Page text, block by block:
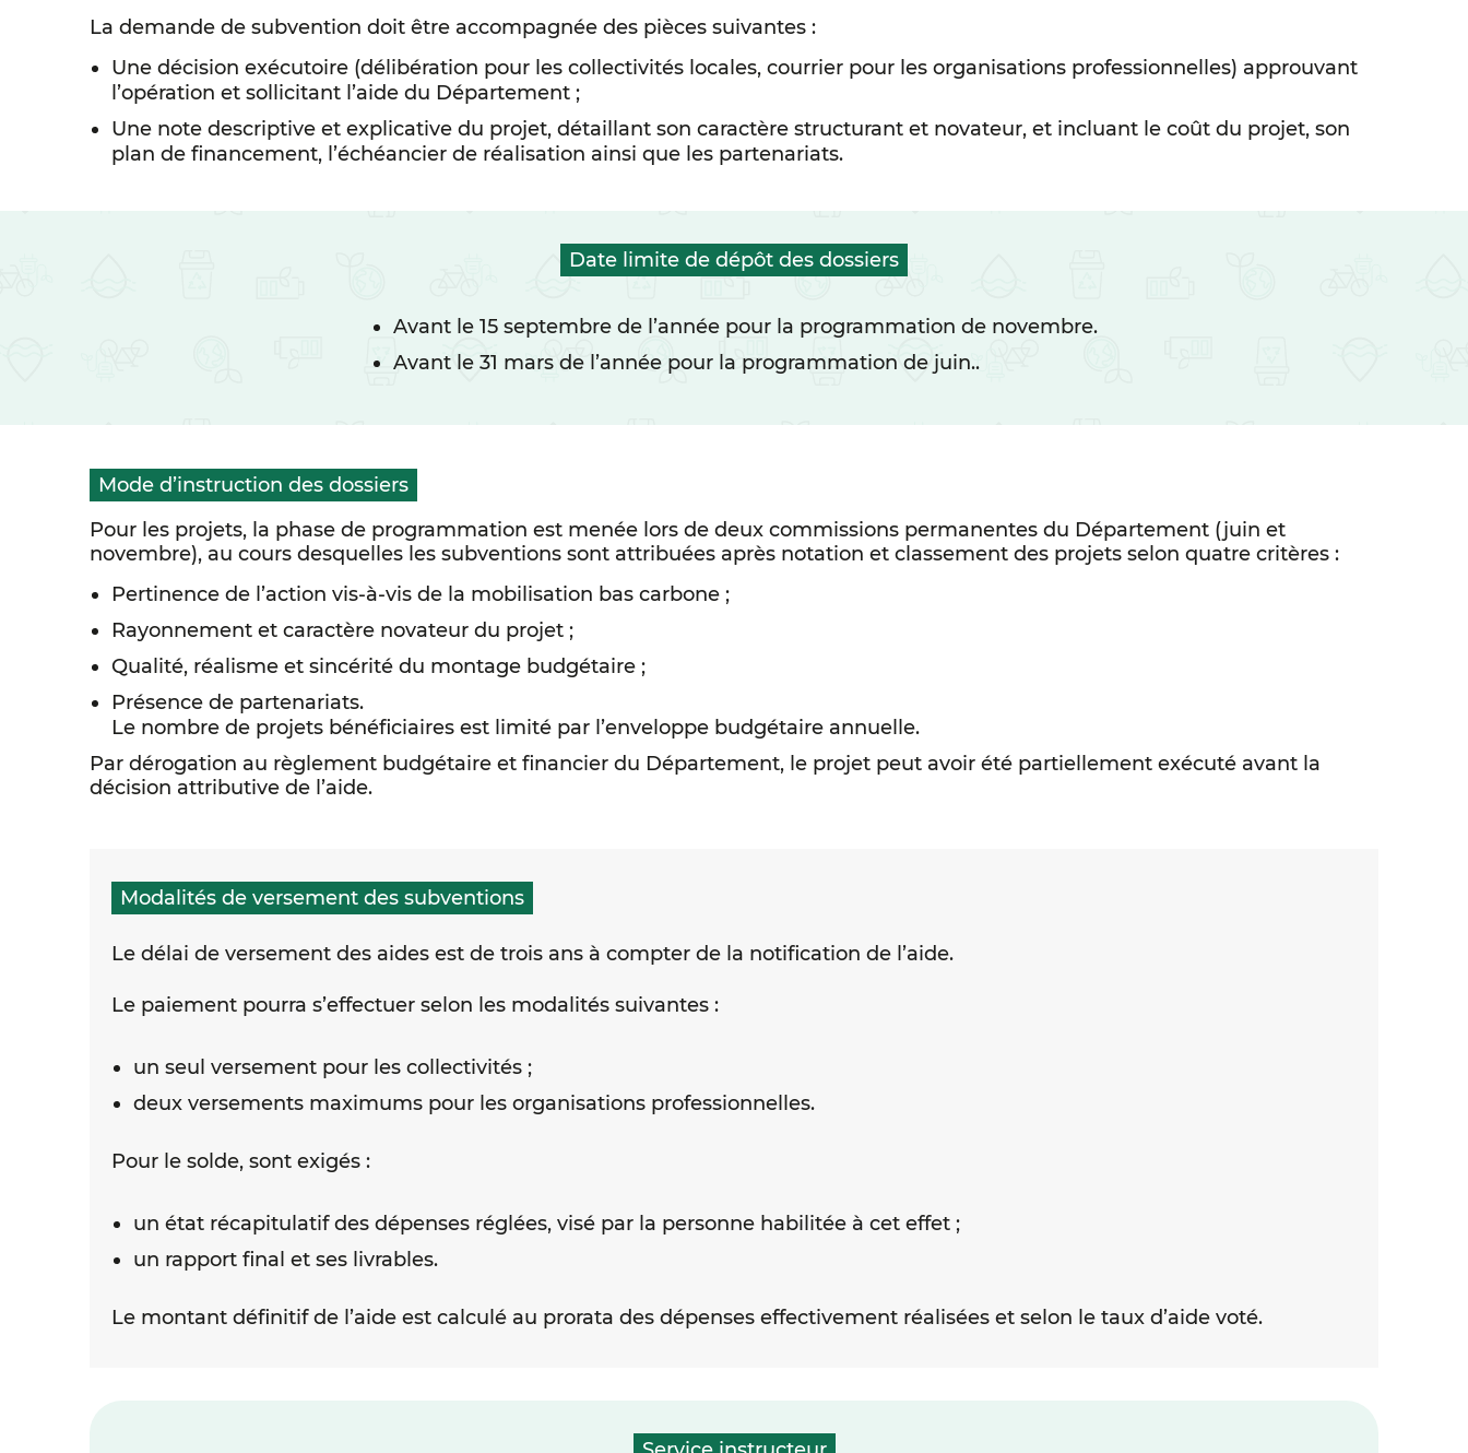
La demande de subvention doit être accompagnée des pièces suivantes :
Une décision exécutoire (délibération pour les collectivités locales, courrier pour les organisations professionnelles) approuvant
l’opération et sollicitant l’aide du Département ;
Une note descriptive et explicative du projet, détaillant son caractère structurant et novateur, et incluant le coût du projet, son
plan de financement, l’échéancier de réalisation ainsi que les partenariats.
Date limite de dépôt des dossiers
Avant le 15 septembre de l’année pour la programmation de novembre.
Avant le 31 mars de l’année pour la programmation de juin..
Mode d’instruction des dossiers
Pour les projets, la phase de programmation est menée lors de deux commissions permanentes du Département (juin et
novembre), au cours desquelles les subventions sont attribuées après notation et classement des projets selon quatre critères :
Pertinence de l’action vis-à-vis de la mobilisation bas carbone ;
Rayonnement et caractère novateur du projet ;
Qualité, réalisme et sincérité du montage budgétaire ;
Présence de partenariats.
Le nombre de projets bénéficiaires est limité par l’enveloppe budgétaire annuelle.
Par dérogation au règlement budgétaire et financier du Département, le projet peut avoir été partiellement exécuté avant la
décision attributive de l’aide.
Modalités de versement des subventions
Le délai de versement des aides est de trois ans à compter de la notification de l’aide.
Le paiement pourra s’effectuer selon les modalités suivantes :
un seul versement pour les collectivités ;
deux versements maximums pour les organisations professionnelles.
Pour le solde, sont exigés :
un état récapitulatif des dépenses réglées, visé par la personne habilitée à cet effet ;
un rapport final et ses livrables.
Le montant définitif de l’aide est calculé au prorata des dépenses effectivement réalisées et selon le taux d’aide voté.